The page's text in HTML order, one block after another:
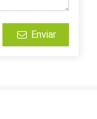
Enviar